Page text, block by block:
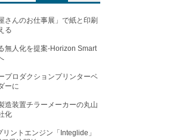
さんのお仕事展」で紙と印刷
る
無人化を提案-Horizon Smart
プロダクションプリンターベ
ーに
造装置チラーメーカーの丸山
化
ントエンジン「Integlide」